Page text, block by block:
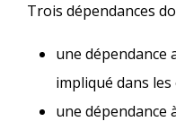
Trois dépendances
une dépendance
impliqué dans
une dépendance